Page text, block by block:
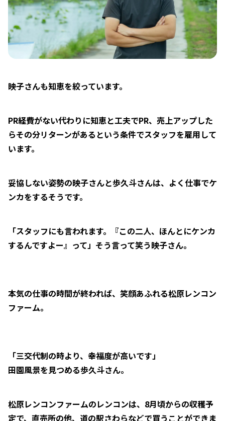
映子さんも知恵を絞っています。
PR経費がない代わりに知恵と工夫でPR、売上アップした
らその分リターンがあるという条件でスタッフを雇用して
います。
妥協しない姿勢の映子さんと歩久斗さんは、よく仕事でケ
ンカをするそうです。
「スタッフにも言われます。『この二人、ほんとにケンカ
するんですよー』って」そう言って笑う映子さん。
本気の仕事の時間が終われば、笑顔あふれる松原レンコン
ファーム。
「三交代制の時より、幸福度が高いです」
田園風景を見つめる歩久斗さん。
松原レンコンファームのレンコンは、8月頃からの収穫予
定で、直売所の他、道の駅さわらなどで買うことができま